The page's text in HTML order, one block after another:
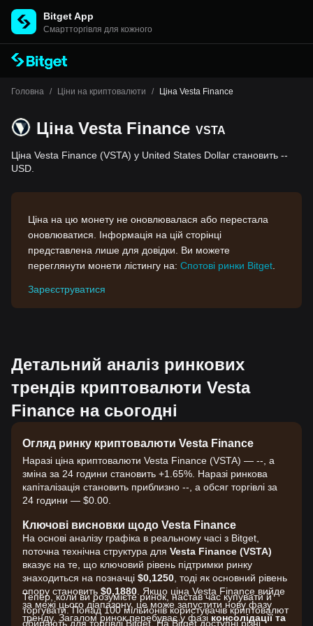
Bitget App
Cмартторгівля для кожного
Головна / Ціни на криптовалюти / Ціна Vesta Finance
Ціна Vesta Finance VSTA
Ціна Vesta Finance (VSTA) у United States Dollar становить --
USD.
Ціна на цю монету не оновлювалася або перестала
оновлюватися. Інформація на цій сторінці
представлена лише для довідки. Ви можете
переглянути монети лістингу на: Спотові ринки Bitget
Зареєструватися
Детальний аналіз ринкових
трендів криптовалюти Vesta
Finance на сьогодні
Огляд ринку криптовалюти Vesta Finance
Наразі ціна криптовалюти Vesta Finance (VSTA) — --, а
зміна за 24 години становить +1.65%. Наразі ринкова
капіталізація становить приблизно --, а обсяг торгівлі за
24 години — $0.00.
Ключові висновки щодо Vesta Finance
На основі аналізу графіка в реальному часі з Bitget,
поточна технічна структура для Vesta Finance (VSTA)
вказує на те, що ключовий рівень підтримки ринку
знаходиться на позначці $0,1250 , тоді як основний рівень
опору становить $0,1880 . Якщо ціна Vesta Finance вийде
за межі цього діапазону, це може запустити нову фазу
тренду. Загалом ринок перебуває у фазі консолідації та
Тепер, коли ви розумієте ринок, настав час купувати й
торгувати. Понад 100 мільйонів користувачів криптовалют
обирають для торгівлі Bitget. На Bitget доступні різні